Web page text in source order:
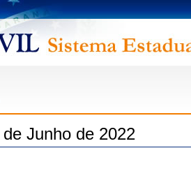
Junho de 2022